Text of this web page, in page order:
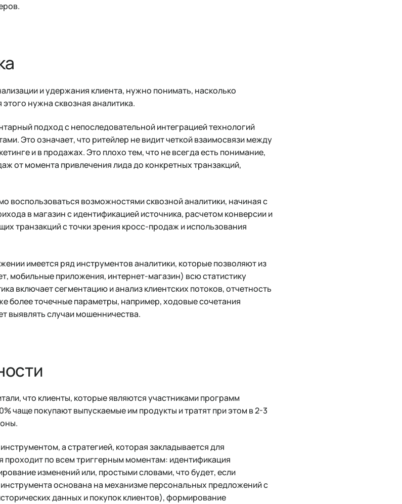
и удержания клиента, нужно понимать, насколько
нужна сквозная аналитика.
подход с непоследовательной интеграцией технологий
Это означает, что ритейлер не видит четкой взаимосвязи между
и в продажах. Это плохо тем, что не всегда есть понимание,
от момента привлечения лида до конкретных транзакций,
воспользоваться возможностями сквозной аналитики, начиная с
в магазин с идентификацией источника, расчетом конверсии и
транзакций с точки зрения кросс-продаж и использования
имеется ряд инструментов аналитики, которые позволяют из
мобильные приложения, интернет-магазин) всю статистику
включает сегментацию и анализ клиентских потоков, отчетность
более точечные параметры, например, ходовые сочетания
выявлять случаи мошенничества.
что клиенты, которые являются участниками программ
чаще покупают выпускаемые им продукты и тратят при этом в 2-3
а стратегией, которая закладывается для
проходит по всем триггерным моментам: идентификация
изменений или, простыми словами, что будет, если
основана на механизме персональных предложений с
данных и покупок клиентов), формирование